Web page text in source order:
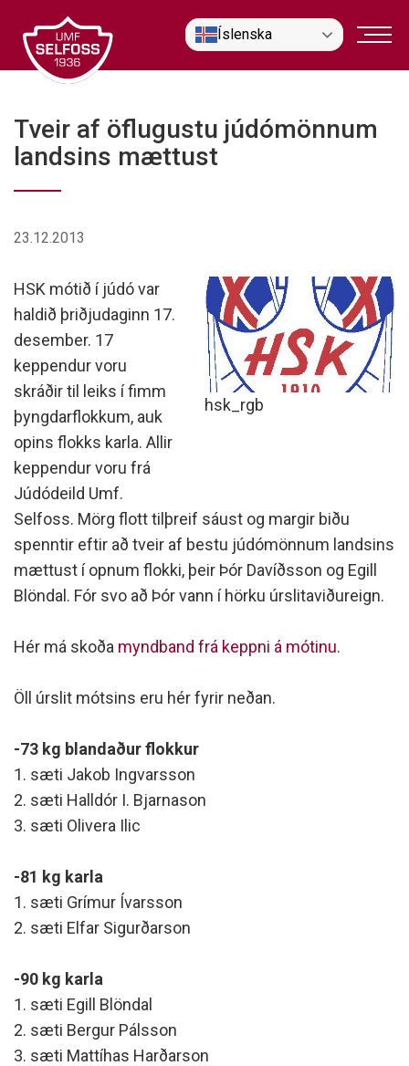
efni
Íslenska
Tveir af öflugustu júdómönnum
landsins mættust
23.12.2013
hsk_rgb
HSK mótið í júdó var
haldið þriðjudaginn 17.
desember. 17
keppendur voru
skráðir til leiks í fimm
þyngdarflokkum, auk
opins flokks karla. Allir
keppendur voru frá
Júdódeild Umf.
Selfoss. Mörg flott tilþreif sáust og margir biðu
spenntir eftir að tveir af bestu júdómönnum landsins
mættust í opnum flokki, þeir Þór Davíðsson og Egill
Blöndal. Fór svo að Þór vann í hörku úrslitaviðureign.
Hér má skoða myndband frá keppni á mótinu.
Öll úrslit mótsins eru hér fyrir neðan.
-73 kg blandaður flokkur
1. sæti Jakob Ingvarsson
2. sæti Halldór I. Bjarnason
3. sæti Olivera Ilic
-81 kg karla
1. sæti Grímur Ívarsson
2. sæti Elfar Sigurðarson
-90 kg karla
1. sæti Egill Blöndal
2. sæti Bergur Pálsson
3. sæti Mattíhas Harðarson